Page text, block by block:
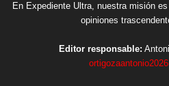
En Expediente Ultra, nuestra misión
opiniones
Editor responsable: